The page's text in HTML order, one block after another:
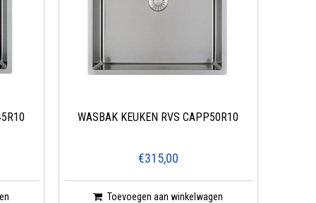
WASBAK KEUKEN RVS CAPP50R10
€315,00
Toevoegen aan winkelwagen